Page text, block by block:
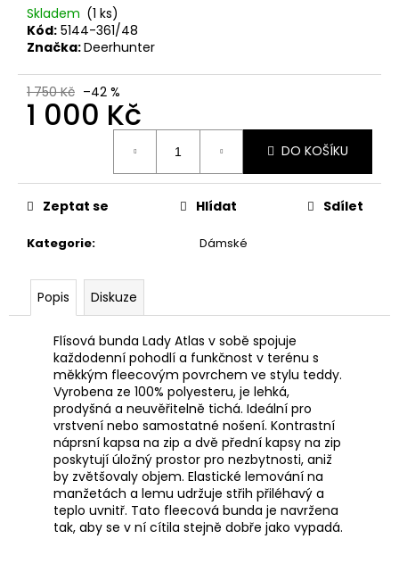
Skladem (1 ks)
Kód: 5144-361/48
Značka:Deerhunter
1 750 Kč –42 %
1 000 Kč
DO KOŠÍKU
Kategorie: Dámské
Zeptat se Hlídat Sdílet
Popis Diskuze
Flísová bunda Lady Atlas v sobě spojuje
každodenní pohodlí a funkčnost v terénu s
měkkým fleecovým povrchem ve stylu teddy.
Vyrobena ze 100% polyesteru, je lehká,
prodyšná a neuvěřitelně tichá. Ideální pro
vrstvení nebo samostatné nošení. Kontrastní
náprsní kapsa na zip a dvě přední kapsy na zip
poskytují úložný prostor pro nezbytnosti, aniž
by zvětšovaly objem. Elastické lemování na
manžetách a lemu udržuje střih přiléhavý a
teplo uvnitř. Tato fleecová bunda je navržena
tak, aby se v ní cítila stejně dobře jako vypadá.
u
e
m
e
410
Kč